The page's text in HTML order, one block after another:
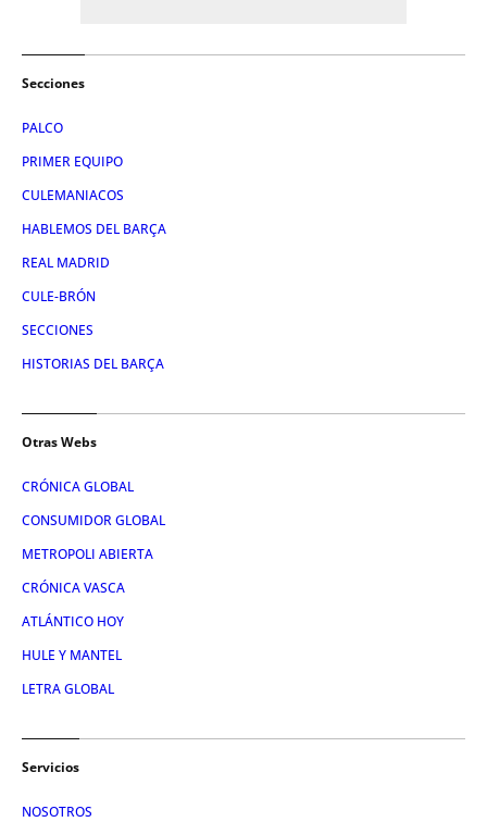
Secciones
PALCO
PRIMER EQUIPO
CULEMANIACOS
HABLEMOS DEL BARÇA
REAL MADRID
CULE-BRÓN
SECCIONES
HISTORIAS DEL BARÇA
Otras Webs
CRÓNICA GLOBAL
CONSUMIDOR GLOBAL
METROPOLI ABIERTA
CRÓNICA VASCA
ATLÁNTICO HOY
HULE Y MANTEL
LETRA GLOBAL
Servicios
NOSOTROS